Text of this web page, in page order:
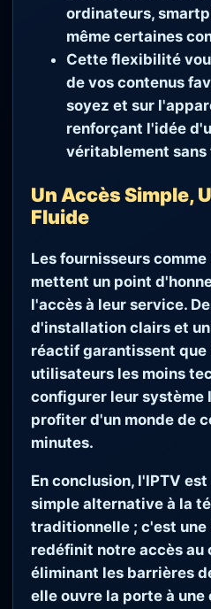
ordinateurs,
même certaines
Cette flexibilité
de vos contenus
soyez et sur
renforçant l'idée
véritablement sans
Un Accès Simple,
Fluide
Les fournisseurs comme
mettent un point
l'accès à leur service.
d'installation clairs et
réactif garantissent que
utilisateurs les moins
configurer leur système
profiter d'un monde de
minutes.
En conclusion, l'IPTV
simple alternative à la
traditionnelle ; c'est
redéfinit notre accès au
éliminant les barrières
elle ouvre la porte à une